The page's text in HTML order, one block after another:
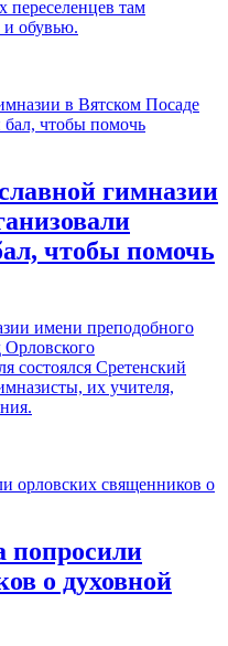
там
и обувью.
гимназии
чтобы помочь
имени преподобного
Орловского
состоялся Сретенский
их учителя,
попросили
о духовной